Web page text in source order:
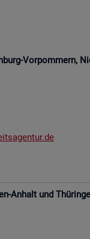
Vor­pom­mern,
An­halt und